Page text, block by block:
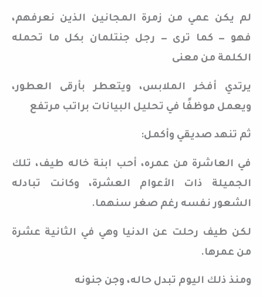
لم يكن عمي من زمرة المجانين الذين نعرفهم،
فهو — كما ترى — رجل جنتلمان بكل ما تحمله
الكلمة من معنى
يرتدي أفخر الملابس، ويتعطر بأرقى العطور،
ويعمل موظفًا في تحليل البيانات براتب مرتفع
ثم تنهد صديقي وأكمل:
في العاشرة من عمره، أحب ابنة خاله طيف، تلك
الجميلة ذات الأعوام العشرة، وكانت تبادله
الشعور نفسه رغم صغر سنهما.
لكن طيف رحلت عن الدنيا وهي في الثانية عشرة
من عمرها.
ومنذ ذلك اليوم تبدل حاله، وجن جنونه